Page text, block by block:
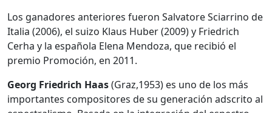
Los ganadores anteriores fueron Salvatore Sciarrino de
Italia (2006), el suizo Klaus Huber (2009) y Friedrich
Cerha y la española Elena Mendoza, que recibió el
premio Promoción, en 2011.
Georg Friedrich Haas(Graz,1953) es uno de los más
importantes compositores de su generación adscrito al